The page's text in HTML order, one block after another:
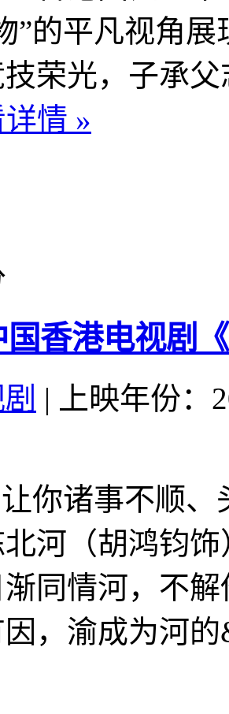
”的平凡视角
荣光，子承
情 »
国香港电视剧
|
上映年份：
你诸事不顺
河（胡鸿钧
同情河，不
，渝成为河